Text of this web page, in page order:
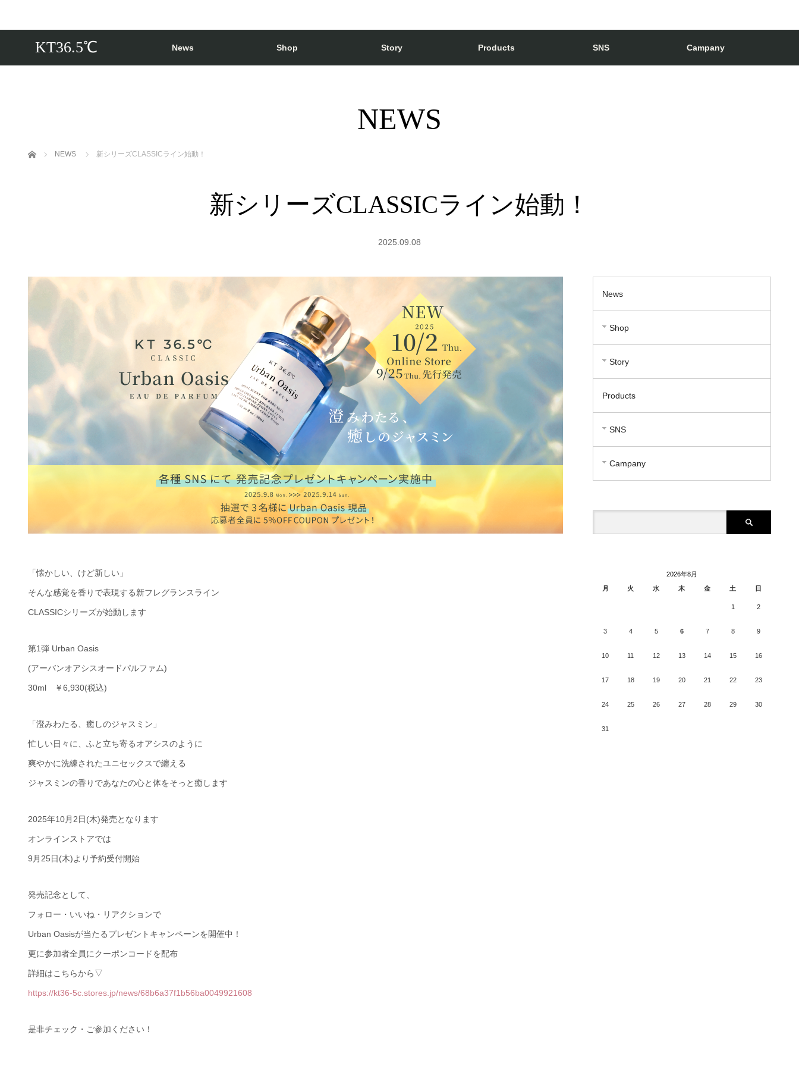
KT36.5℃ News Shop Story Products SNS Campany
NEWS
ホーム NEWS 新シリーズCLASSICライン始動！
新シリーズCLASSICライン始動！
2025.09.08
「懐かしい、けど新しい」
そんな感覚を香りで表現する新フレグランスライン
CLASSICシリーズが始動します
第1弾 Urban Oasis
(アーバンオアシスオードパルファム)
30ml ￥6,930(税込)
「澄みわたる、癒しのジャスミン」
忙しい日々に、ふと立ち寄るオアシスのように
爽やかに洗練されたユニセックスで纏える
ジャスミンの香りであなたの心と体をそっと癒します
2025年10月2日(木)発売となります
オンラインストアでは
9月25日(木)より予約受付開始
発売記念として、
フォロー・いいね・リアクションで
Urban Oasisが当たるプレゼントキャンペーンを開催中！
更に参加者全員にクーポンコードを配布
詳細はこちらから▽
https://kt36-5c.stores.jp/news/68b6a37f1b56ba0049921608
是非チェック・ご参加ください！
News
Shop
Story
Products
SNS
Campany
2026年8月
月
火 水 木 金 土 日
1 2
3 4 5 6 7 8 9
10 11 12 13 14 15 16
17 18 19 20 21 22 23
24 25 26 27 28 29 30
31